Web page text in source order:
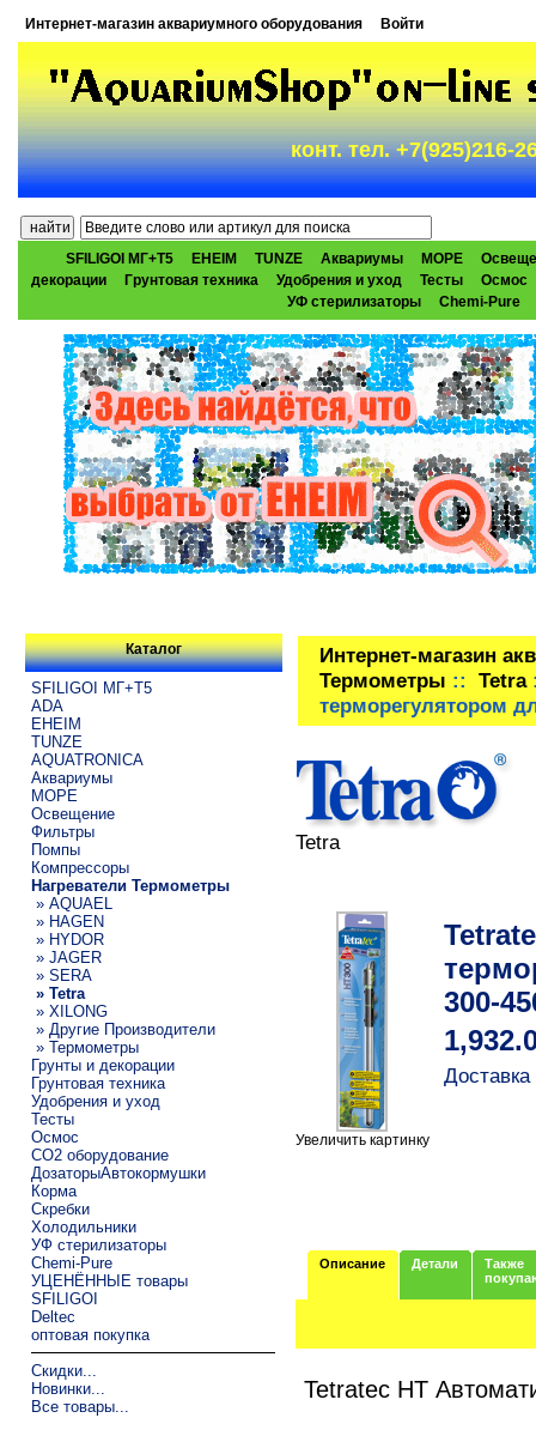
Интернет-магазин аквариумного оборудования Войти
конт. тел. +7(925)216-
SFILIGOI МГ+Т5 EHEIM TUNZE Аквариумы МОРЕ
декорации
Грунтовая техника Удобрения и уход Тесты
Осмос
УФ стерилизаторы
Chemi-Pure
Каталог
SFILIGOI МГ+Т5
ADA
EHEIM
TUNZE
AQUATRONICA
Аквариумы
МОРЕ
Освещение
Фильтры
Помпы
Компрессоры
Нагреватели Термометры
» AQUAEL
» HAGEN
» HYDOR
» JAGER
» SERA
» Tetra
» XILONG
» Другие Производители
» Термометры
Грунты и декорации
Грунтовая техника
Удобрения и уход
Тесты
Осмос
CO2 оборудование
ДозаторыАвтокормушки
Корма
Скребки
Холодильники
УФ стерилизаторы
Chemi-Pure
УЦЕНЁННЫЕ товары
SFILIGOI
Deltec
оптовая покупка
Скидки...
Новинки...
Все товары...
Интернет-магазин
Термометры :: Tetra
терморегулятором
Tetra
Увеличить картинку
300-
Описание Детали
Также
Tetratec HT